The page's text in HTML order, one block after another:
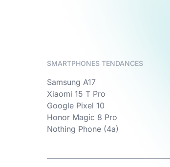
SMARTPHONES TENDANCES
Samsung A17
Xiaomi 15 T Pro
Google Pixel 10
Honor Magic 8 Pro
Nothing Phone (4a)